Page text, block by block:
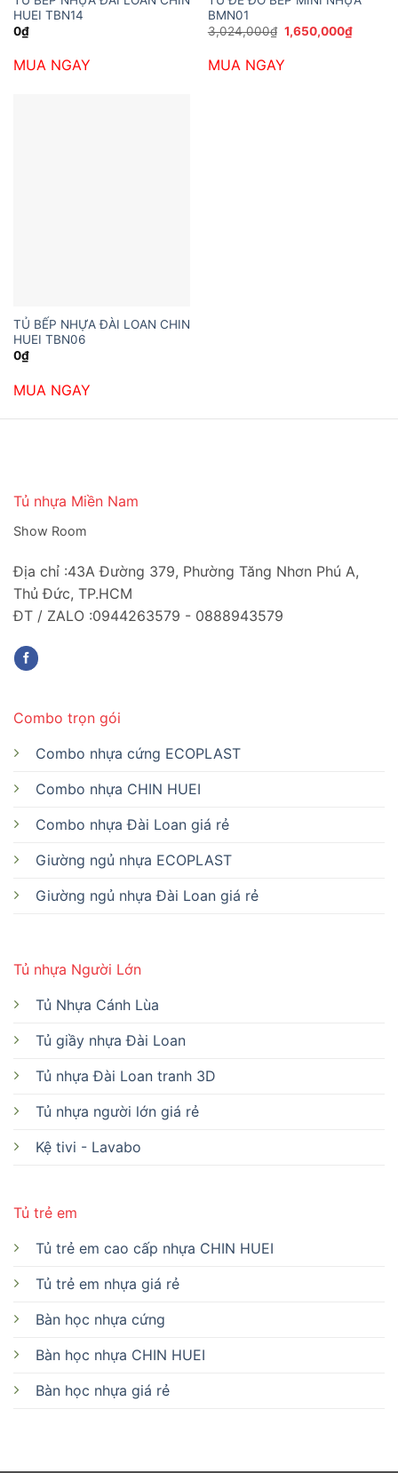
HUEI TBN14
0₫
MUA NGAY
BMN01
3,024,000₫ Giá
gốc
3,024,000₫.
1,650,000₫Giá
hiện
MUA NGAY
TỦ BẾP NHỰA ĐÀI LOAN CHIN
HUEI TBN06
0₫
MUA NGAY
Tủ nhựa Miền Nam
Show Room
Địa chỉ :43A Đường 379, Phường Tăng Nhơn Phú A,
Thủ Đức, TP.HCM
ĐT / ZALO :0944263579 - 0888943579
Tủ nhựa Người Lớn
Tủ Nhựa Cánh Lùa
Tủ giầy nhựa Đài Loan
Tủ nhựa Đài Loan tranh 3D
Tủ nhựa người lớn giá rẻ
Kệ tivi - Lavabo
Tủ trẻ em
Tủ trẻ em cao cấp nhựa CHIN HUEI
Tủ trẻ em nhựa giá rẻ
Bàn học nhựa cứng
Bàn học nhựa CHIN HUEI
Bàn học nhựa giá rẻ
Combo trọn gói
Combo nhựa cứng ECOPLAST
Combo nhựa CHIN HUEI
Combo nhựa Đài Loan giá rẻ
Giường ngủ nhựa ECOPLAST
Giường ngủ nhựa Đài Loan giá rẻ